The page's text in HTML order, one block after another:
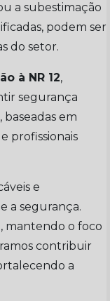
a subestimação
podem ser
do setor.
à NR 12,
segurança
em
profissionais
e
a segurança.
mantendo o foco
contribuir
a